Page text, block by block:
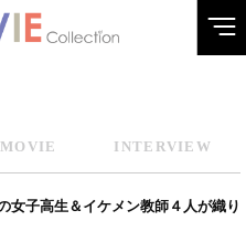
MOVIE INTERVIEW